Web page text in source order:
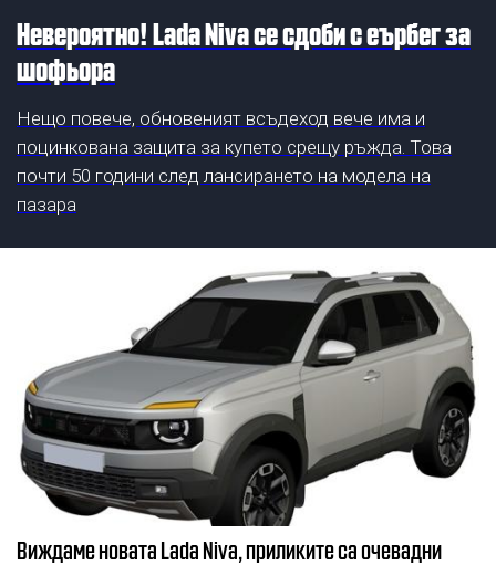
Невероятно! Lada Niva се сдоби с еърбег за
шофьора
Нещо повече, обновеният всъдеход вече има и
поцинкована защита за купето срещу ръжда. Това
почти 50 години след лансирането на модела на
пазара
Виждаме новата Lada Niva, приликите са очевадни